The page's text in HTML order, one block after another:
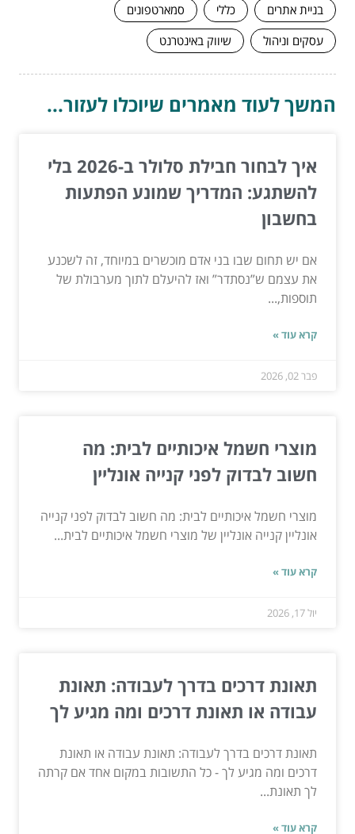
בניית אתרים כללי
סמארטפונים
עסקים וניהול
שיווק באינטרנט
המשך לעוד מאמרים שיוכלו לעזור...
איך לבחור חבילת סלולר ב-2026 בלי
להשתגע: המדריך שמונע הפתעות
בחשבון
אם יש תחום שבו בני אדם מוכשרים במיוחד, זה לשכנע
את עצמם ש”נסתדר” ואז להיעלם לתוך מערבולת של
תוספות,...
קרא עוד »
פבר 02, 2026
מוצרי חשמל איכותיים לבית: מה
חשוב לבדוק לפני קנייה אונליין
מוצרי חשמל איכותיים לבית: מה חשוב לבדוק לפני קנייה
אונליין קנייה אונליין של מוצרי חשמל איכותיים לבית...
קרא עוד »
יול 17, 2026
תאונת דרכים בדרך לעבודה: תאונת
עבודה או תאונת דרכים ומה מגיע לך
תאונת דרכים בדרך לעבודה: תאונת עבודה או תאונת
דרכים ומה מגיע לך - כל התשובות במקום אחד אם קרתה
לך תאונת...
קרא עוד »